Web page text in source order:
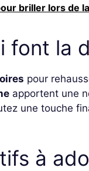
briller lors de
font la
pour
apportent une
une touche
à